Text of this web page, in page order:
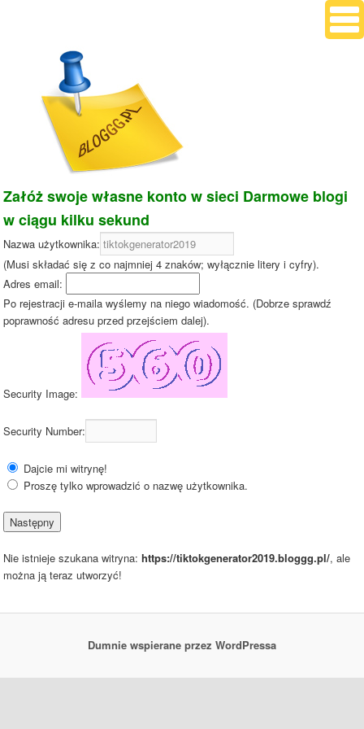
Załóż swoje własne konto w sieci Darmowe blogi
w ciągu kilku sekund
Nazwa użytkownika:
(Musi składać się z co najmniej 4 znaków; wyłącznie litery i cyfry).
Adres email:
Po rejestracji e-maila wyślemy na niego wiadomość. (Dobrze sprawdź
poprawność adresu przed przejściem dalej).
Security Image:
Security Number:
Dajcie mi witrynę!
Proszę tylko wprowadzić o nazwę użytkownika.
Nie istnieje szukana witryna:https://tiktokgenerator2019.bloggg.pl/, ale
można ją teraz utworzyć!
Dumnie wspierane przez WordPressa